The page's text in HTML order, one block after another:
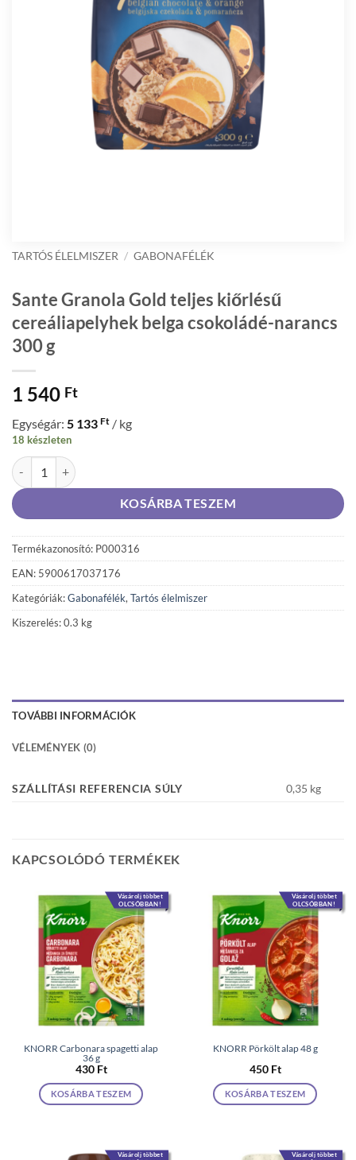
TARTÓS ÉLELMISZER / GABONAFÉLÉK
Sante Granola Gold teljes kiőrlésű
cereáliapelyhek belga csokoládé-narancs
300 g
1 540 Ft
Egységár: 5 133 Ft / kg
18 készleten
Sante Granola Gold teljes kiőrlésű cereáliapelyhek belga csokoládé-
KOSÁRBA TESZEM
Termékazonosító: P000316
EAN: 5900617037176
Kategóriák:Gabonafélék, Tartós élelmiszer
Kiszerelés: 0.3 kg
TOVÁBBI INFORMÁCIÓK
VÉLEMÉNYEK (0)
SZÁLLÍTÁSI REFERENCIA SÚLY 0,35 kg
KAPCSOLÓDÓ TERMÉKEK
Vásárolj többet
OLCSÓBBAN!
KNORR Carbonara spagetti alap
36 g
430 Ft
KOSÁRBA TESZEM
Vásárolj többet
OLCSÓBBAN!
KNORR Pörkölt alap 48 g
450 Ft
KOSÁRBA TESZEM
Vásárolj többet
Vásárolj többet